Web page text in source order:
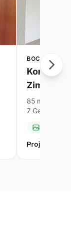
BOCHUM-
Zimmer-
85 m²
7 Gewerke
Projekt